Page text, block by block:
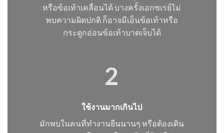
หรือข้อเท้าเคลื่อนได้ บางครั้งเอกซเรย์ไม่
พบความผิดปกติ ก็อาจมีเอ็นข้อเท้าหรือ
กระดูกอ่อนข้อเท้าบาดเจ็บได้
2
ใช้งานมากเกินไป
มักพบในคนที่ทำงานยืนนานๆ หรือต้องเดิน